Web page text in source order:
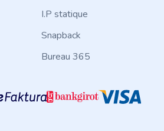
I.P statique
Snapback
Bureau 365